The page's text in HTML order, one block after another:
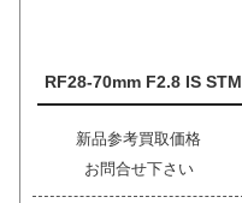
RF28-70mm F2.8 IS STM
新品参考買取価格
お問合せ下さい